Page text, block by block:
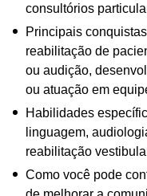
consultórios
Principais
reabilitação de
ou audição,
ou atuação em
Habilidades
linguagem,
reabilitação
Como você pode